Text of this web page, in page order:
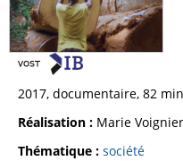
2017, documentaire, 82
Réalisation : Marie Voignier
Thématique : société